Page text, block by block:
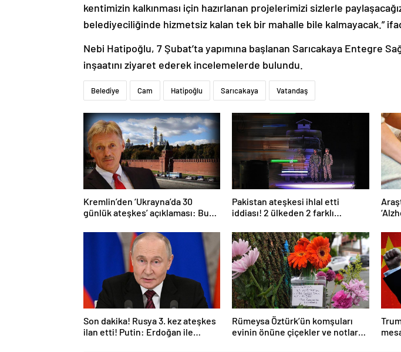
kentimizin kalkınması için hazırlanan projelerimizi sizlerle
belediyeciliğinde hizmetsiz kalan tek bir mahalle bile kalmayacak.”
Nebi Hatipoğlu, 7 Şubat’ta yapımına başlanan Sarıcakaya Entegre
inşaatını ziyaret ederek incelemelerde bulundu.
Belediye Cam Hatipoğlu Sarıcakaya Vatandaş
Kremlin’den ‘Ukrayna’da 30
günlük ateşkes’ açıklaması: Bunu
Pakistan ateşkesi ihlal etti
iddiası! 2 ülkeden 2 farklı
Son dakika! Rusya 3. kez ateşkes
ilan etti! Putin: Erdoğan ile
Rümeysa Öztürk’ün komşuları
evinin önüne çiçekler ve notlar